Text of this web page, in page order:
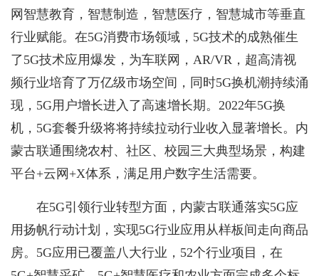
网智慧教育，智慧制造，智慧医疗，智慧城市等垂直
行业赋能。在5G消费市场领域，5G技术的成熟催生
了5G技术应用爆发，为车联网，AR/VR，超高清视
频行业培育了万亿级市场空间，同时5G换机潮持续涌
现，5G用户增长进入了高速增长期。2022年5G换
机，5G套餐升级将将持续拉动行业收入显著增长。内
蒙古联通围绕农村、社区、校园三大典型场景，构建
平台+云网+X体系，满足用户数字生活需要。
在5G引领行业转型方面，内蒙古联通落实5G应
用扬帆行动计划，实现5G行业应用从样板间走向商品
房。5G应用已覆盖八大行业，52个行业项目，在